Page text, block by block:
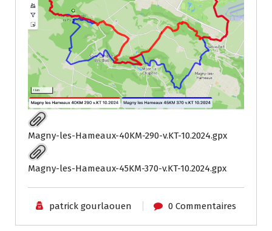
Magny-les-Hameaux-40KM-290-v.KT-10.2024.gpx
Magny-les-Hameaux-45KM-370-v.KT-10.2024.gpx
patrick gourlaouen 0 Commentaires